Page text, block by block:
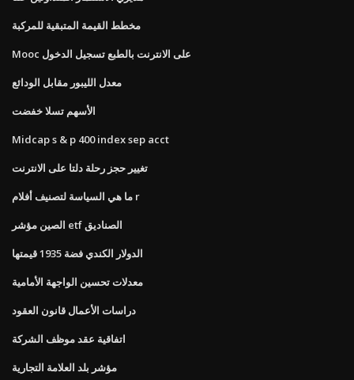
مخطط القيمة المتبقية للمركبة
Mooc على الانترنت بالطبع تسجيل الدخول
معدل الليبور مقابل الودائع
الأسهم تسلا خفضت
Midcap s & p 400 index sep acct
تغيير حجز رحلة دلتا على الانترنت
ما هي السياسة لتصنيف أفلام r
الصين مؤشر etf الصناديق
الدولار الكندي فضة 1935 قيمتها
معدلات تحسين الواجهة الأمامية
دراسات الأعمال قانون العقود
اتفاقية عقد موظف الشركة
مؤشر بلد العلامة التجارية